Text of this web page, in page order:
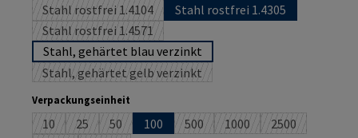
Stahl rostfrei 1.4104(Diese Option ist zurzeit nicht verfügbar.)
Stahl rostfrei 1.4305
Stahl rostfrei 1.4571(Diese Option ist zurzeit nicht verfügbar.)
Stahl, gehärtet blau verzinkt
Stahl, gehärtet gelb verzinkt(Diese Option ist zurzeit nicht verfügbar.)
Verpackungseinheit
10(Diese Option ist zurzeit nicht verfügbar.)
25(Diese Option ist zurzeit nicht verfügbar.)
50(Diese Option ist zurzeit nicht verfügbar.)
100 500(Diese Option ist zurzeit nicht
1000(Diese Option ist zurzeit
2500(Diese Option